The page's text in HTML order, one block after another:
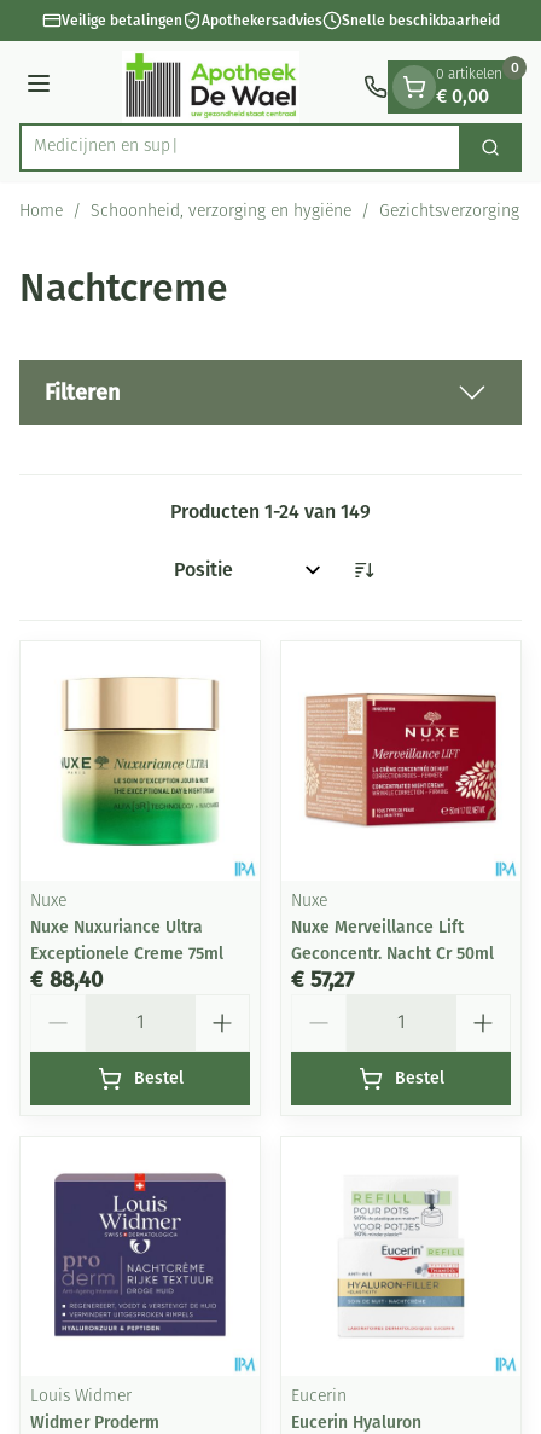
Ga naar de inhoud
1 van 1Veilige betalingen Apothekersadvies Snelle beschikbaarheid
Menu
Product, merk, categorie... Zoek
0 artikelen
€ 0,00
0
Home / Schoonheid, verzorging en hygiëne / Gezichtsverzorging
Nachtcreme
Filteren
Producten 1-24 van 149
Sorteer op:
Nuxe
Nuxe Nuxuriance Ultra
Exceptionele Creme 75ml
€ 88,40
Bestel
Nuxe
Nuxe Merveillance Lift
Geconcentr. Nacht Cr 50ml
€ 57,27
Bestel
Louis Widmer
Widmer Proderm
Eucerin
Eucerin Hyaluron